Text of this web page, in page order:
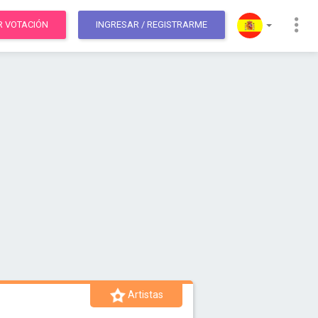
VOTACIÓN INGRESAR / REGISTRARME
Artistas